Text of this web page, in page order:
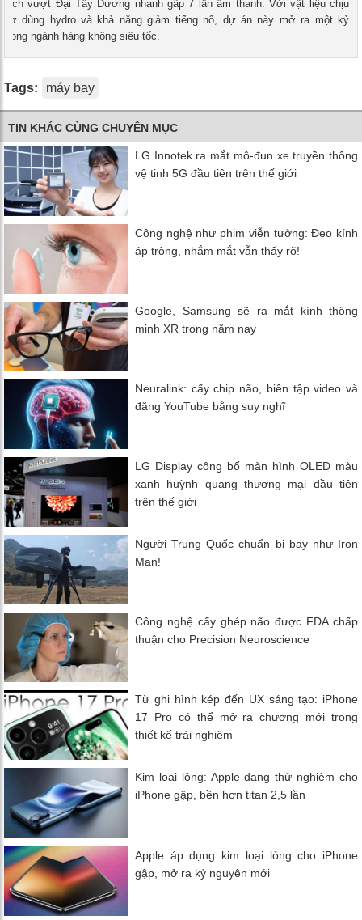
vượt Đại Tây Dương nhanh gấp 7 lần âm thanh. Với vật liệu chịu
cơ dùng hydro và khả năng giảm tiếng nổ, dự án này mở ra một kỷ
ngành hàng không siêu tốc.
Tags: máy bay
TIN KHÁC CÙNG CHUYÊN MỤC
LG Innotek ra mắt mô-đun xe truyền thông
vệ tinh 5G đầu tiên trên thế giới
Công nghệ như phim viễn tưởng: Đeo kính
áp tròng, nhắm mắt vẫn thấy rõ!
Google, Samsung sẽ ra mắt kính thông
minh XR trong năm nay
Neuralink: cấy chip não, biên tập video và
đăng YouTube bằng suy nghĩ
LG Display công bố màn hình OLED màu
xanh huỳnh quang thương mại đầu tiên
trên thế giới
Người Trung Quốc chuẩn bị bay như Iron
Man!
Công nghệ cấy ghép não được FDA chấp
thuận cho Precision Neuroscience
Từ ghi hình kép đến UX sáng tạo: iPhone
17 Pro có thể mở ra chương mới trong
thiết kế trải nghiệm
Kim loại lỏng: Apple đang thử nghiệm cho
iPhone gập, bền hơn titan 2,5 lần
Apple áp dụng kim loại lỏng cho iPhone
gập, mở ra kỷ nguyên mới